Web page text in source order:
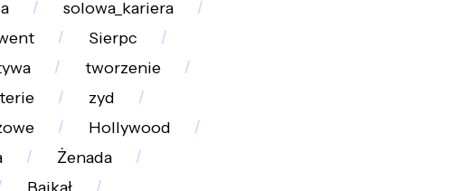
solowa_kariera
Sierpc
tworzenie
zyd
Hollywood
Żenada